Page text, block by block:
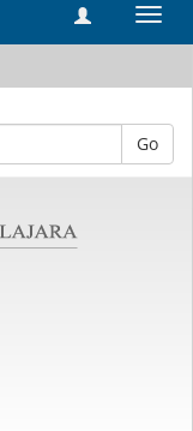
Go